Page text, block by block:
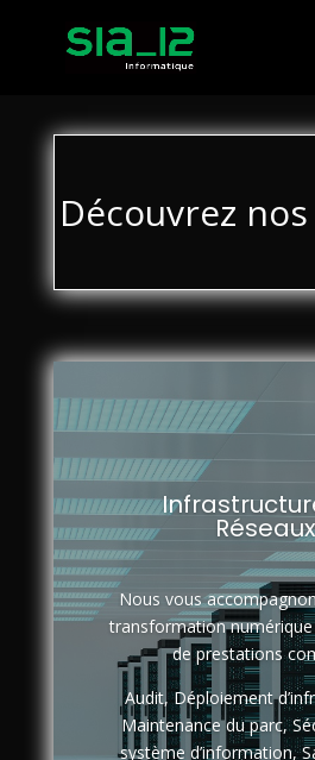
Découvrez
Nous vous
transformation numérique
de prestations
Audit, Déploiement
Maintenance du parc,
système d’information,